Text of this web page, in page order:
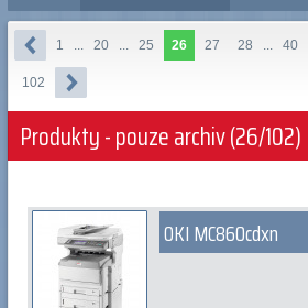
1 ... 20 ... 25 26 27 28 ... 40
102
Produkty - pouze archiv (26/102)
OKI MC860cdxn